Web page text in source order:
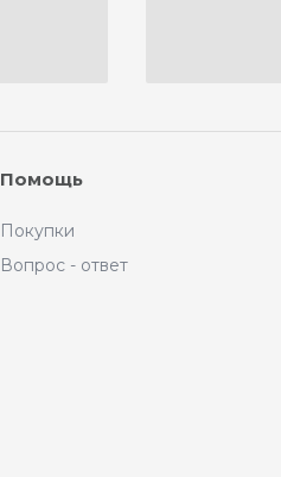
Помощь
Покупки
Вопрос - ответ